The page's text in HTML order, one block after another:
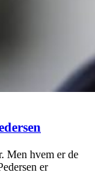
Men hvem er de
er